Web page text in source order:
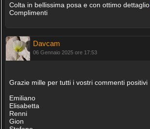
Colta in bellissima posa e con ottimo dettaglio
Complimenti
Davcam
06 Gennaio 2025 ore 17:53
Grazie mille per tutti i vostri commenti positivi
Emiliano
Elisabetta
Renni
Gion